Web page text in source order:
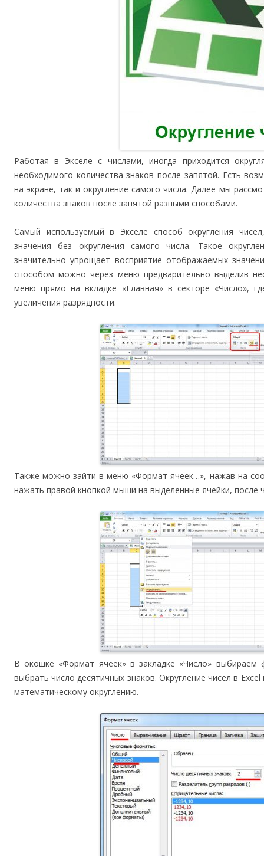
Работая в Экселе с числами, иногда приходится
необходимого количества знаков после запятой. Есть
на экране, так и округление самого числа. Далее мы
количества знаков после запятой разными способами.
Самый используемый в Экселе способ округления
значения без округления самого числа. Такое
значительно упрощает восприятие отображаемых
способом можно через меню предварительно выделив
меню прямо на вкладке «Главная» в секторе «Число»,
увеличения разрядности.
Также можно зайти в меню «Формат ячеек…», нажав на
нажать правой кнопкой мыши на выделенные ячейки, после
В окошке «Формат ячеек» в закладке «Число»
выбрать число десятичных знаков. Округление чисел в
математическому округлению.